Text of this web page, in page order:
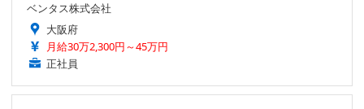
ベンタス株式会社
大阪府
月給30万2,300円～45万円
正社員